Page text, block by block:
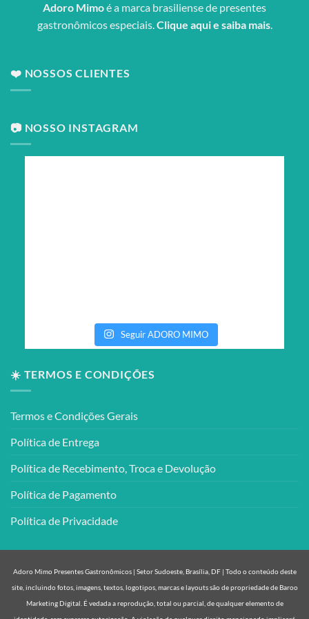
Adoro Mimoé a marca brasiliense de presentes
gastronômicos especiais.Clique aqui e saiba mais.
❤️ NOSSOS CLIENTES
📷 NOSSO INSTAGRAM
Seguir ADORO MIMO
☀️ TERMOS E CONDIÇÕES
Termos e Condições Gerais
Política de Entrega
Política de Recebimento, Troca e Devolução
Política de Pagamento
Política de Privacidade
Adoro Mimo Presentes Gastronômicos | Setor Sudoeste, Brasília, DF | Todo o conteúdo deste
site, incluindo fotos, imagens, textos, logotipos, marcas e layouts são de propriedade de Baroo
Marketing Digital. É vedada a reprodução, total ou parcial, de qualquer elemento de